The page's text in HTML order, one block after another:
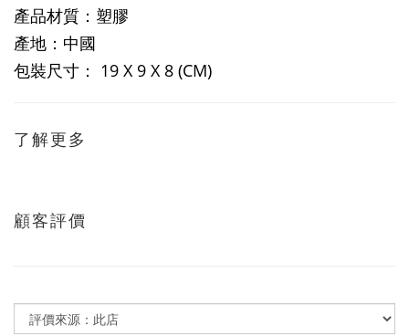
產品材質：塑膠
產地：中國
包裝尺寸： 19 X 9 X 8 (CM)
了解更多
顧客評價